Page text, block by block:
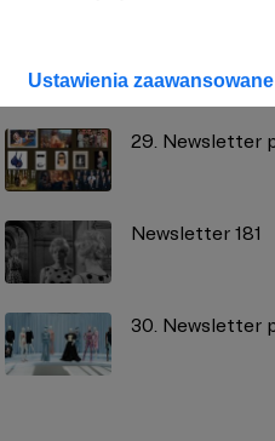
Ustawienia zaawansowane
Zobacz również
29. Newsletter
Newsletter 181
30. Newsletter